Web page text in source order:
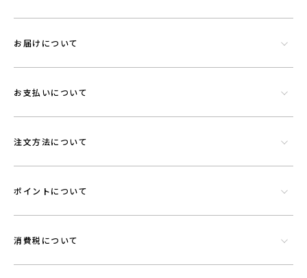
お届けについて
お支払いについて
注文方法について
ポイントについて
消費税について